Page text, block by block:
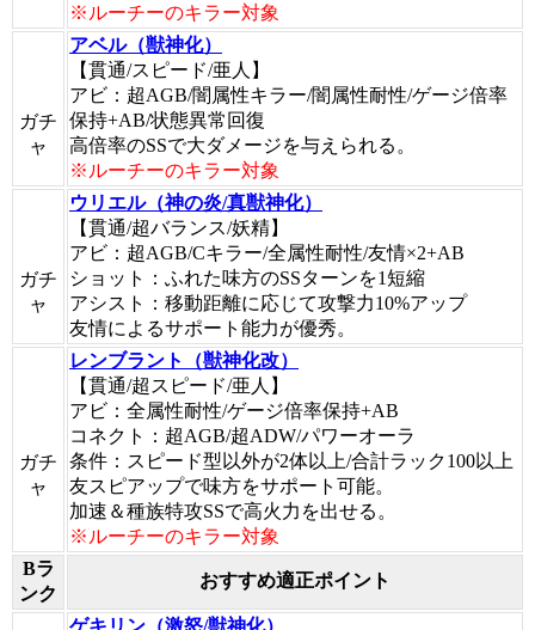
※ルーチーのキラー対象
ガチ
ャ
アベル（獣神化）
【貫通/スピード/亜人】
アビ：超AGB/闇属性キラー/闇属性耐性/ゲージ倍率
保持+AB/状態異常回復
高倍率のSSで大ダメージを与えられる。
※ルーチーのキラー対象
ガチ
ャ
ウリエル（神の炎/真獣神化）
【貫通/超バランス/妖精】
アビ：超AGB/Cキラー/全属性耐性/友情×2+AB
ショット：ふれた味方のSSターンを1短縮
アシスト：移動距離に応じて攻撃力10%アップ
友情によるサポート能力が優秀。
ガチ
ャ
レンブラント（獣神化改）
【貫通/超スピード/亜人】
アビ：全属性耐性/ゲージ倍率保持+AB
コネクト：超AGB/超ADW/パワーオーラ
条件：スピード型以外が2体以上/合計ラック100以上
友スピアップで味方をサポート可能。
加速＆種族特攻SSで高火力を出せる。
※ルーチーのキラー対象
Bラ
ンク
おすすめ適正ポイント